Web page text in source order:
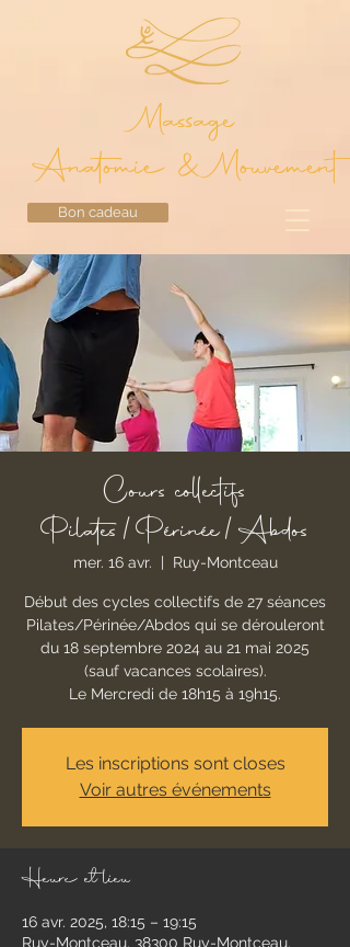
Massage
Anatomie & Mouvement
Bon cadeau
Cours collectifs
Pilates/Périnée/Abdos
mer. 16 avr.
  |
Ruy-Montceau
Début des cycles collectifs de 27 séances
Pilates/Périnée/Abdos qui se dérouleront
du 18 septembre 2024 au 21 mai 2025
(sauf vacances scolaires).
Le Mercredi de 18h15 à 19h15.
Les inscriptions sont closes
Voir autres événements
Heure et lieu
16 avr. 2025, 18:15 – 19:15
Ruy-Montceau, 38300 Ruy-Montceau,